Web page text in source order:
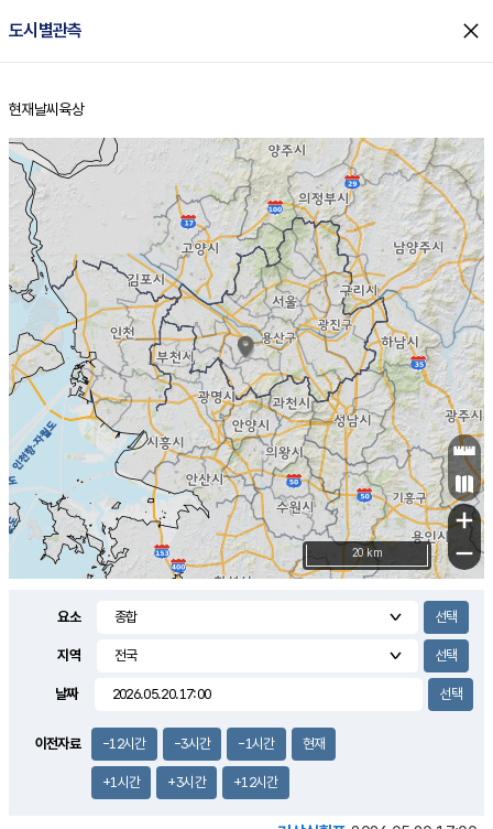
도시별관측 close
홈
현재날씨 육상
+
−
20 km
요소
지역
날짜
이전자료 -12시간 -3시간 -1시간 현재
+1시간 +3시간 +12시간